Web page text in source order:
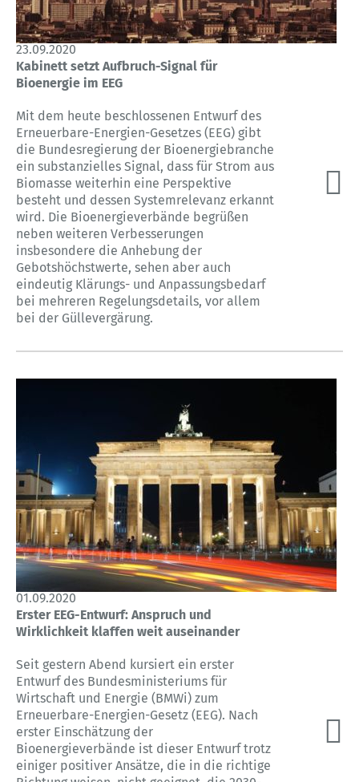
23.09.2020
Kabinett setzt Aufbruch-Signal für
Bioenergie im EEG
Mit dem heute beschlossenen Entwurf des
Erneuerbare-Energien-Gesetzes (EEG) gibt
die Bundesregierung der Bioenergiebranche
ein substanzielles Signal, dass für Strom aus
Biomasse weiterhin eine Perspektive
besteht und dessen Systemrelevanz erkannt
wird. Die Bioenergieverbände begrüßen
neben weiteren Verbesserungen
insbesondere die Anhebung der
Gebotshöchstwerte, sehen aber auch
eindeutig Klärungs- und Anpassungsbedarf
bei mehreren Regelungsdetails, vor allem
bei der Güllevergärung.
01.09.2020
Erster EEG-Entwurf: Anspruch und
Wirklichkeit klaffen weit auseinander
Seit gestern Abend kursiert ein erster
Entwurf des Bundesministeriums für
Wirtschaft und Energie (BMWi) zum
Erneuerbare-Energien-Gesetz (EEG). Nach
erster Einschätzung der
Bioenergieverbände ist dieser Entwurf trotz
einiger positiver Ansätze, die in die richtige